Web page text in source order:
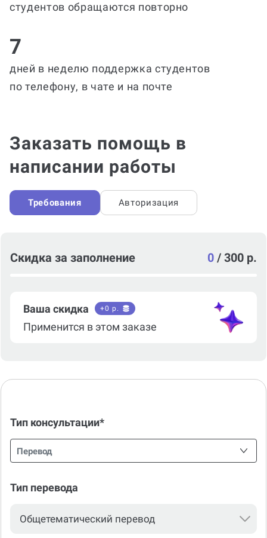
студентов обращаются повторно
7
дней в неделю поддержка студентов
по телефону, в чате и на почте
Заказать помощь в
написании работы
Требования Авторизация
Скидка за заполнение 0 / 300 р.
Ваша скидка +0 р.
Применится в этом заказе
Тип консультации*
Перевод
Тип перевода